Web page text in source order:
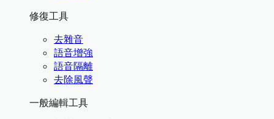
修復工具
去雜音
語音增強
語音隔離
去除風聲
一般編輯工具